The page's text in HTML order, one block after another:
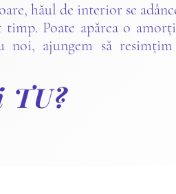
hăul de interior se
Poate apărea o
noi, ajungem să resimțim
TU?